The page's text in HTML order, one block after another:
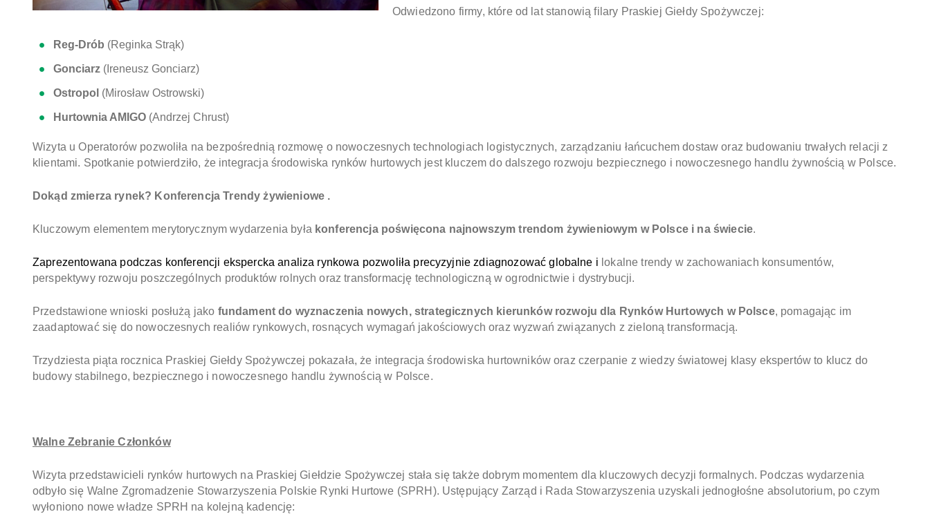
Odwiedzono firmy, które od lat stanowią filary Praskiej Giełdy Spożywczej:
Reg-Drób (Reginka Strąk)
Gonciarz (Ireneusz Gonciarz)
Ostropol (Mirosław Ostrowski)
Hurtownia AMIGO (Andrzej Chrust)
Wizyta u Operatorów pozwoliła na bezpośrednią rozmowę o nowoczesnych technologiach logistycznych, zarządzaniu łańcuchem dostaw oraz budowaniu trwałych relacji z
klientami. Spotkanie potwierdziło, że integracja środowiska rynków hurtowych jest kluczem do dalszego rozwoju bezpiecznego i nowoczesnego handlu żywnością w Polsce.
Dokąd zmierza rynek? Konferencja Trendy żywieniowe .
Kluczowym elementem merytorycznym wydarzenia była konferencja poświęcona najnowszym trendom żywieniowym w Polsce i na świecie.
Zaprezentowana podczas konferencji ekspercka analiza rynkowa pozwoliła precyzyjnie zdiagnozować globalne i lokalne trendy w zachowaniach konsumentów,
perspektywy rozwoju poszczególnych produktów rolnych oraz transformację technologiczną w ogrodnictwie i dystrybucji.
Przedstawione wnioski posłużą jako fundament do wyznaczenia nowych, strategicznych kierunków rozwoju dla Rynków Hurtowych w Polsce, pomagając im
zaadaptować się do nowoczesnych realiów rynkowych, rosnących wymagań jakościowych oraz wyzwań związanych z zieloną transformacją.
Trzydziesta piąta rocznica Praskiej Giełdy Spożywczej pokazała, że integracja środowiska hurtowników oraz czerpanie z wiedzy światowej klasy ekspertów to klucz do
budowy stabilnego, bezpiecznego i nowoczesnego handlu żywnością w Polsce.
Walne Zebranie Członków
Wizyta przedstawicieli rynków hurtowych na Praskiej Giełdzie Spożywczej stała się także dobrym momentem dla kluczowych decyzji formalnych. Podczas wydarzenia
odbyło się Walne Zgromadzenie Stowarzyszenia Polskie Rynki Hurtowe (SPRH). Ustępujący Zarząd i Rada Stowarzyszenia uzyskali jednogłośne absolutorium, po czym
wyłoniono nowe władze SPRH na kolejną kadencję: